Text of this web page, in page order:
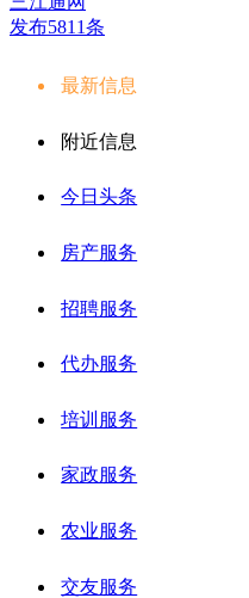
发布5811条
最新信息
附近信息
今日头条
房产服务
招聘服务
代办服务
培训服务
家政服务
农业服务
交友服务